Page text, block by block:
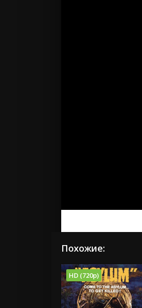
Похожие:
HD (720p)